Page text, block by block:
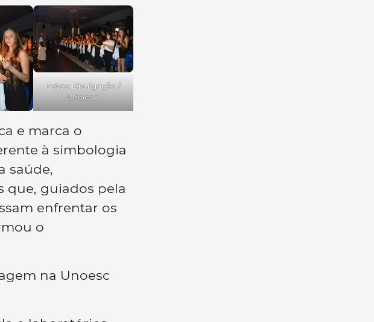
Fotos: Divulgação /
Unoesc
e marca o
à simbologia
saúde,
que, guiados pela
enfrentar os
o
na Unoesc